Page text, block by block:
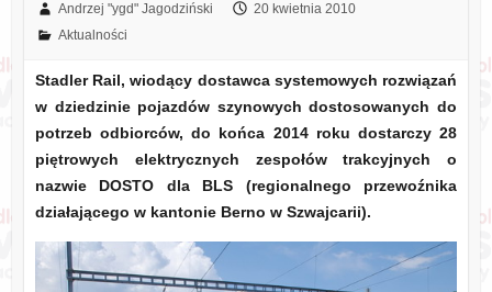
Andrzej "ygd" Jagodziński
20 kwietnia 2010
Aktualności
Stadler Rail, wiodący dostawca systemowych rozwiązań
w dziedzinie pojazdów szynowych dostosowanych do
potrzeb odbiorców, do końca 2014 roku dostarczy 28
piętrowych elektrycznych zespołów trakcyjnych o
nazwie DOSTO dla BLS (regionalnego przewoźnika
działającego w kantonie Berno w Szwajcarii).